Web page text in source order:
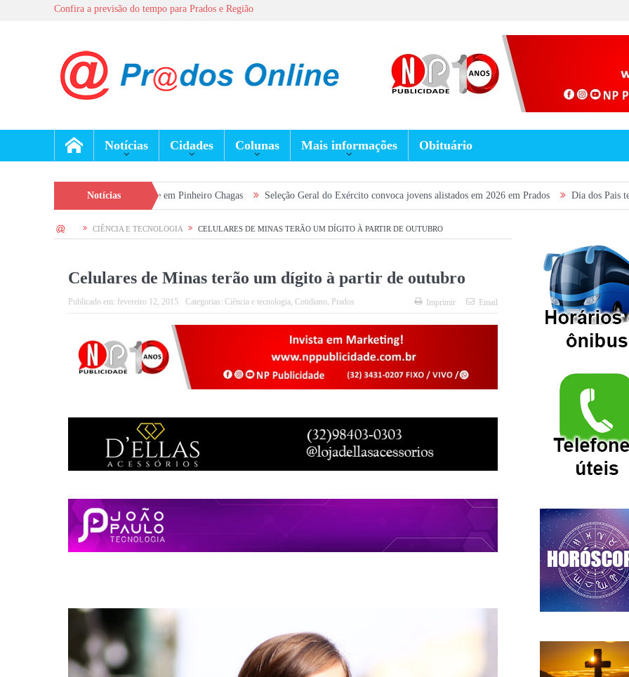
Confira a previsão do tempo para Prados e Região
Notícias Cidades Colunas Mais informações Obituário
Notícias
e cuidados com a saúde em Pinheiro Chagas Seleção Geral do Exército convoca jovens alistados em 2026 em Prados Dia dos Pais terá fim de
HOME CIÊNCIA E TECNOLOGIA CELULARES DE MINAS TERÃO UM DÍGITO À PARTIR DE OUTUBRO
Celulares de Minas terão um dígito à partir de outubro
Publicado em: fevereiro 12, 2015 Categorias: Ciência e tecnologia, Cotidiano, Prados Imprimir Email